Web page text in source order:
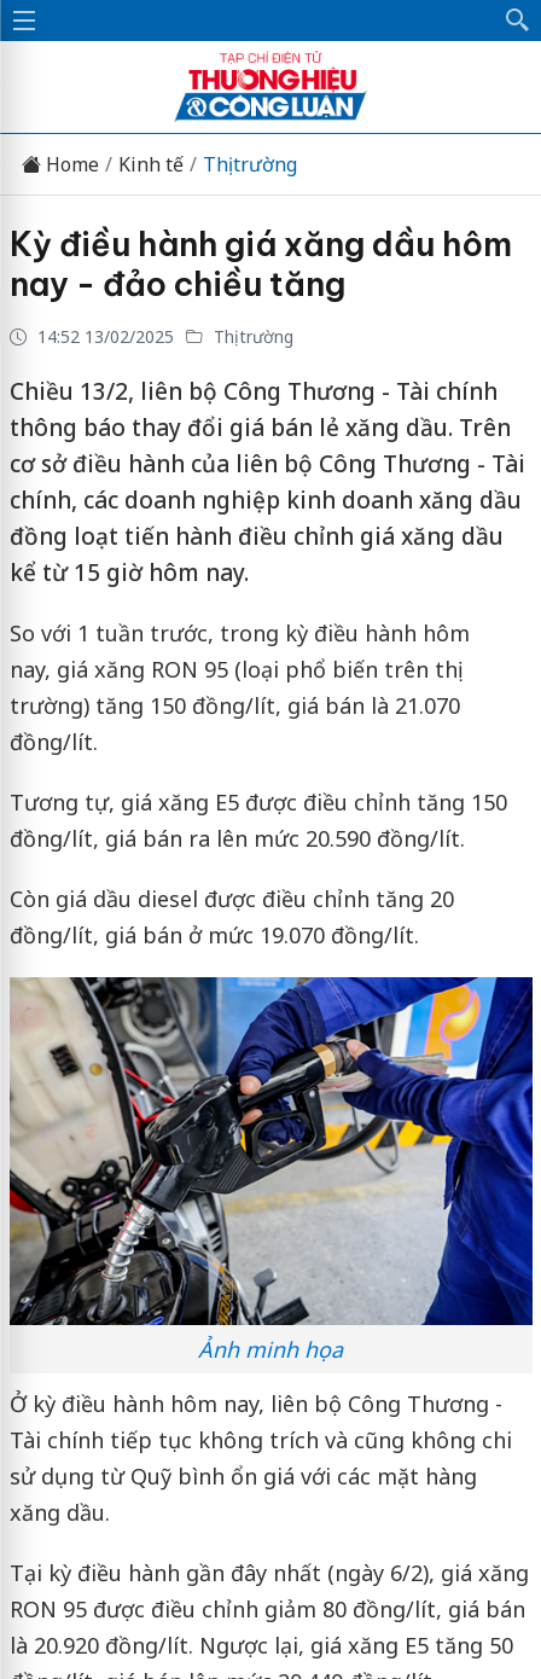
Home Kinh tế Thị trường
Kỳ điều hành giá xăng dầu hôm
nay - đảo chiều tăng
14:52 13/02/2025 Thị trường
Chiều 13/2, liên bộ Công Thương - Tài chính
thông báo thay đổi giá bán lẻ xăng dầu. Trên
cơ sở điều hành của liên bộ Công Thương - Tài
chính, các doanh nghiệp kinh doanh xăng dầu
đồng loạt tiến hành điều chỉnh giá xăng dầu
kể từ 15 giờ hôm nay.
So với 1 tuần trước, trong kỳ điều hành hôm
nay, giá xăng RON 95 (loại phổ biến trên thị
trường) tăng 150 đồng/lít, giá bán là 21.070
đồng/lít.
Tương tự, giá xăng E5 được điều chỉnh tăng 150
đồng/lít, giá bán ra lên mức 20.590 đồng/lít.
Còn giá dầu diesel được điều chỉnh tăng 20
đồng/lít, giá bán ở mức 19.070 đồng/lít.
Ảnh minh họa
Ở kỳ điều hành hôm nay, liên bộ Công Thương -
Tài chính tiếp tục không trích và cũng không chi
sử dụng từ Quỹ bình ổn giá với các mặt hàng
xăng dầu.
Tại kỳ điều hành gần đây nhất (ngày 6/2), giá xăng
RON 95 được điều chỉnh giảm 80 đồng/lít, giá bán
là 20.920 đồng/lít. Ngược lại, giá xăng E5 tăng 50